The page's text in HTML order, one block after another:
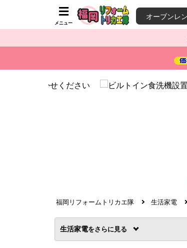
メニュー
福岡リフォームトリカエ隊 生活家電
生活家電を